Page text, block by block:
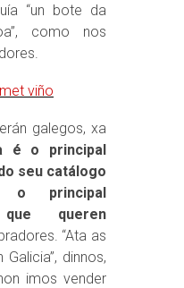
“un bote da
como nos
galegos, xa
é o principal
seu catálogo
principal
queren
“Ata as
dinnos,
imos vender